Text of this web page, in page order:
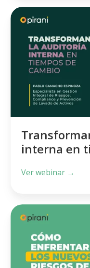
Transformando
auditoría
interna
tiempos
cambio
interna en
Ver webinar →
Cómo
enfrentar
nuevos